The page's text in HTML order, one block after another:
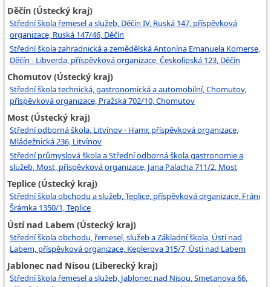
Děčín (Ústecký kraj)
Střední škola řemesel a služeb, Děčín IV, Ruská 147, příspěvková
organizace, Ruská 147/46, Děčín
Střední škola zahradnická a zemědělská Antonína Emanuela Komerse,
Děčín - Libverda, příspěvková organizace, Českolipská 123, Děčín
Chomutov (Ústecký kraj)
Střední škola technická, gastronomická a automobilní, Chomutov,
příspěvková organizace, Pražská 702/10, Chomutov
Most (Ústecký kraj)
Střední odborná škola, Litvínov - Hamr, příspěvková organizace,
Mládežnická 236, Litvínov
Střední průmyslová škola a Střední odborná škola gastronomie a
služeb, Most, příspěvková organizace, Jana Palacha 711/2, Most
Teplice (Ústecký kraj)
Střední škola obchodu a služeb, Teplice, příspěvková organizace, Fráni
Šrámka 1350/1, Teplice
Ústí nad Labem (Ústecký kraj)
Střední škola obchodu, řemesel, služeb a Základní škola, Ústí nad
Labem, příspěvková organizace, Keplerova 315/7, Ústí nad Labem
Jablonec nad Nisou (Liberecký kraj)
Střední škola řemesel a služeb, Jablonec nad Nisou, Smetanova 66,